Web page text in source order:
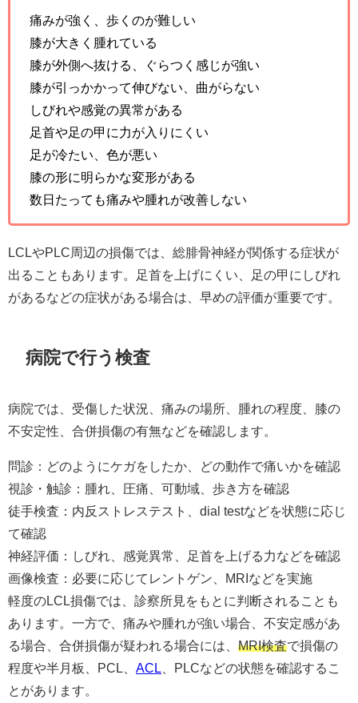
痛みが強く、歩くのが難しい
膝が大きく腫れている
膝が外側へ抜ける、ぐらつく感じが強い
膝が引っかかって伸びない、曲がらない
しびれや感覚の異常がある
足首や足の甲に力が入りにくい
足が冷たい、色が悪い
膝の形に明らかな変形がある
数日たっても痛みや腫れが改善しない
LCLやPLC周辺の損傷では、総腓骨神経が関係する症状が
出ることもあります。足首を上げにくい、足の甲にしびれ
があるなどの症状がある場合は、早めの評価が重要です。
病院で行う検査
病院では、受傷した状況、痛みの場所、腫れの程度、膝の
不安定性、合併損傷の有無などを確認します。
問診：どのようにケガをしたか、どの動作で痛いかを確認
視診・触診：腫れ、圧痛、可動域、歩き方を確認
徒手検査：内反ストレステスト、dial testなどを状態に応じ
て確認
神経評価：しびれ、感覚異常、足首を上げる力などを確認
画像検査：必要に応じてレントゲン、MRIなどを実施
軽度のLCL損傷では、診察所見をもとに判断されることも
あります。一方で、痛みや腫れが強い場合、不安定感があ
る場合、合併損傷が疑われる場合には、 MRI検査で損傷の
程度や半月板、PCL、 ACL 、PLCなどの状態を確認するこ
とがあります。